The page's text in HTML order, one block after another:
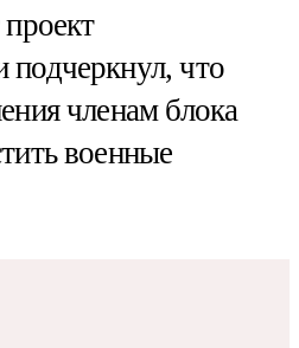
что
членам блока
военные